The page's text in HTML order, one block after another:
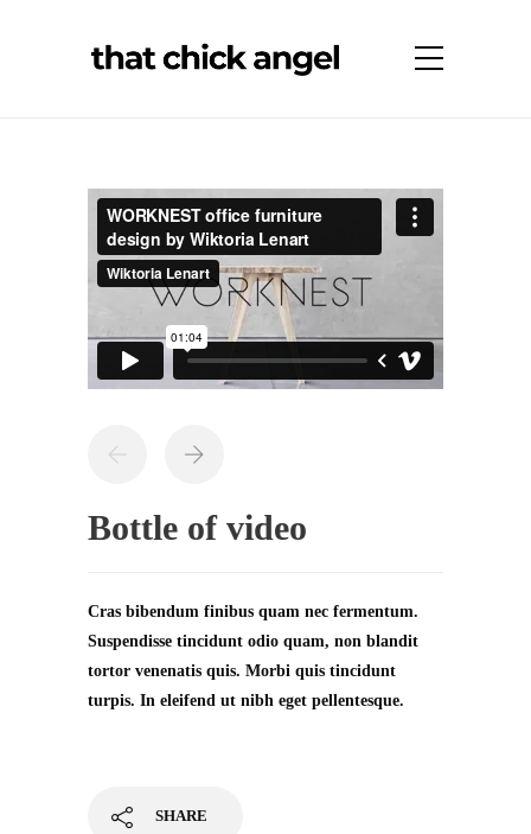
Bottle of video
Cras bibendum finibus quam nec fermentum.
Suspendisse tincidunt odio quam, non blandit
tortor venenatis quis. Morbi quis tincidunt
turpis. In eleifend ut nibh eget pellentesque.
SHARE